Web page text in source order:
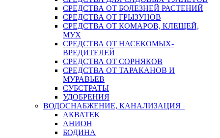
СРЕДСТВА ОТ БОЛЕЗНЕЙ РАСТЕНИЙ
СРЕДСТВА ОТ ГРЫЗУНОВ
СРЕДСТВА ОТ КОМАРОВ, КЛЕЩЕЙ,
МУХ
СРЕДСТВА ОТ НАСЕКОМЫХ-
ВРЕДИТЕЛЕЙ
СРЕДСТВА ОТ СОРНЯКОВ
СРЕДСТВА ОТ ТАРАКАНОВ И
МУРАВЬЕВ
СУБСТРАТЫ
УДОБРЕНИЯ
ВОДОСНАБЖЕНИЕ, КАНАЛИЗАЦИЯ
АКВАТЕК
АНИОН
БОДИНА